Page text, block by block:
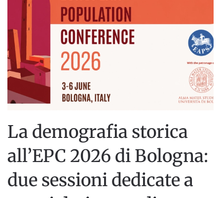
La demografia storica
all’EPC 2026 di Bologna:
due sessioni dedicate a